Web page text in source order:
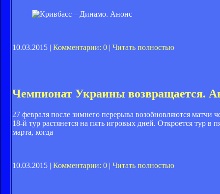
10.03.2015 | Комментарии: 0 | Читать полностью
Чемпионат Украины возвращается.
27 февраля после зимнего перерыва возобновляются
18-й тур растянется на пять игровых дней. Откроется тур
марта, когда
10.03.2015 | Комментарии: 0 | Читать полностью